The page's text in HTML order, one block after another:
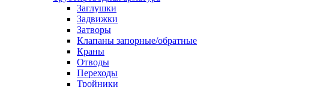
Заглушки
Задвижки
Затворы
Клапаны запорные/обратные
Краны
Отводы
Переходы
Тройники